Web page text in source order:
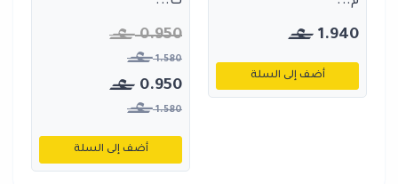
1.940
أضف إلى السلة
0.950
1.580
0.950
1.580
أضف إلى السلة